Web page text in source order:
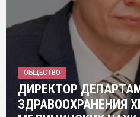
ОБЩЕСТВО
ДИРЕКТОР
ЗДРАВООХРАНЕНИЯ